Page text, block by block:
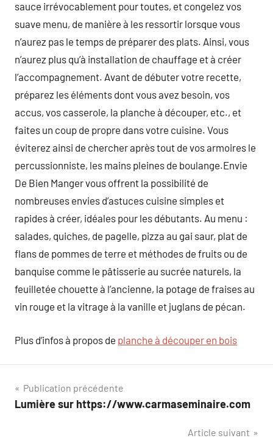
sauce irrévocablement pour toutes, et congelez vos
suave menu, de manière à les ressortir lorsque vous
n’aurez pas le temps de préparer des plats. Ainsi, vous
n’aurez plus qu’à installation de chauffage et à créer
l’accompagnement. Avant de débuter votre recette,
préparez les éléments dont vous avez besoin, vos
accus, vos casserole, la planche à découper, etc., et
faites un coup de propre dans votre cuisine. Vous
éviterez ainsi de chercher après tout de vos armoires le
percussionniste, les mains pleines de boulange.Envie
De Bien Manger vous offrent la possibilité de
nombreuses envies d’astuces cuisine simples et
rapides à créer, idéales pour les débutants. Au menu :
salades, quiches, de pagelle, pizza au gai saur, plat de
flans de pommes de terre et méthodes de fruits ou de
banquise comme le pâtisserie au sucrée naturels, la
feuilletée chouette à l’ancienne, la potage de fraises au
vin rouge et la vitrage à la vanille et juglans de pécan.
Plus d’infos à propos de planche à découper en bois
Navigation
de
Publication précédente
Lumière sur https://www.carmaseminaire.com
Article suivant